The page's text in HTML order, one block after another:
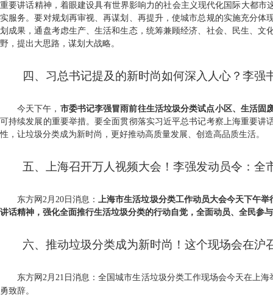
重要讲话精神，着眼建设具有世界影响力的社会主义现代化国际大都
实服务。要对规划再审视、再谋划、再提升，使城市总规的实施充分
划成果，通盘考虑生产、生活和生态，统筹兼顾经济、社会、民生、
野，提出大思路，谋划大战略。
四、习总书记提及的新时尚如何深入人心？李强
今天下午， 市委书记李强冒雨前往生活垃圾分类试点小区、生活固
可持续发展的重要举措。要全面贯彻落实习近平总书记考察上海重要
性，让垃圾分类成为新时尚，更好推动高质量发展、创造高品质生活。
五、上海召开万人视频大会！李强发动员令：
东方网2月20日消息：上海市生活垃圾分类工作动员大会今天下午举
讲话精神，强化全面推行生活垃圾分类的行动自觉，全面动员、全民参
六、推动垃圾分类成为新时尚！这个现场会在沪
东方网2月21 日消息：全国城市生活垃圾分类工作现场会今天在上海
勇致辞。